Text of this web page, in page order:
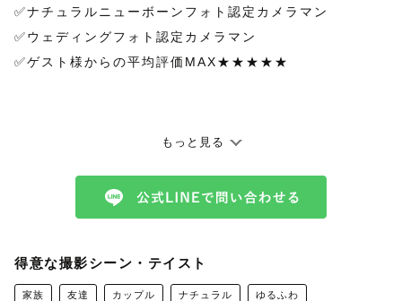
✅ナチュラルニューボーンフォト認定カメラマン
✅️ウェディングフォト認定カメラマン
✅ゲスト様からの平均評価MAX★★★★★
＊＊2026年の撮影について＊＊
2026年8月以降の撮影については、リピーターのお客様
を頂きますようお願い致します。
＊＊＊＊＊＊＊＊＊＊＊＊＊＊＊＊＊＊＊
もっと見る
得意な撮影シーン・テイスト
家族 友達 カップル ナチュラル ゆるふわ